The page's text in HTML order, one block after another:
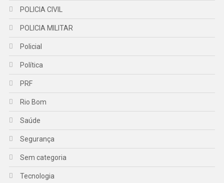
POLICIA CIVIL
POLICIA MILITAR
Policial
Política
PRF
Rio Bom
Saúde
Segurança
Sem categoria
Tecnologia